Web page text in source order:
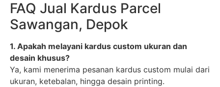
FAQ Jual Kardus Parcel
Sawangan, Depok
1. Apakah melayani kardus custom ukuran dan
desain khusus?
Ya, kami menerima pesanan kardus custom mulai dari
ukuran, ketebalan, hingga desain printing.